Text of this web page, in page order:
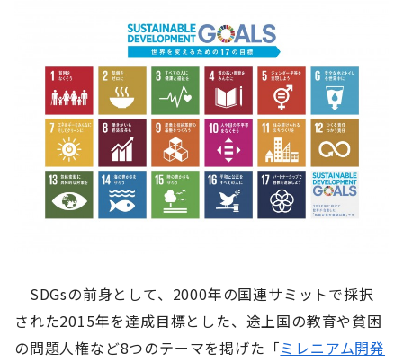
SDGsの前身として、2000年の国連サミットで採択
された2015年を達成目標とした、途上国の教育や貧困
の問題人権など8つのテーマを掲げた「ミレニアム開発